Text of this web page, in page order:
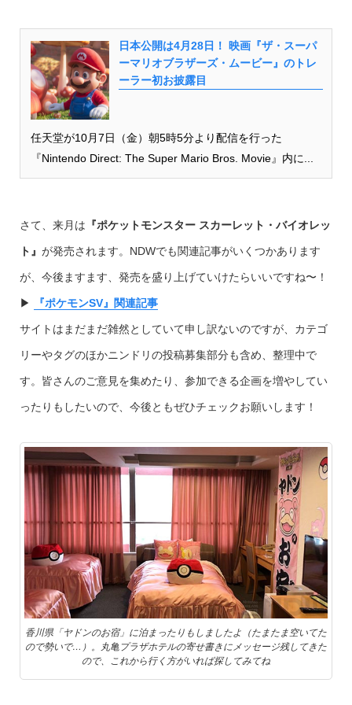
日本公開は4月28日！ 映画『ザ・スーパ
ーマリオブラザーズ・ムービー』のトレ
ーラー初お披露目
任天堂が10月7日（金）朝5時5分より配信を行った
『Nintendo Direct: The Super Mario Bros. Movie』内に...
さて、来月は 『ポケットモンスター スカーレット・バイオレッ
ト』 が発売されます。NDWでも関連記事がいくつかあります
が、今後ますます、発売を盛り上げていけたらいいですね〜！
▶︎ 『ポケモンSV』関連記事
サイトはまだまだ雑然としていて申し訳ないのですが、カテゴ
リーやタグのほかニンドリの投稿募集部分も含め、整理中で
す。皆さんのご意見を集めたり、参加できる企画を増やしてい
ったりもしたいので、今後ともぜひチェックお願いします！
香川県「ヤドンのお宿」に泊まったりもしましたよ（たまたま空いてた
ので勢いで…）。丸亀プラザホテルの寄せ書きにメッセージ残してきた
ので、これから行く方がいれば探してみてね